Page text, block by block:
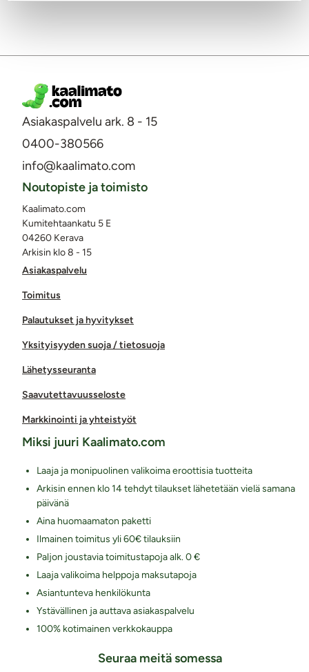
Asiakaspalvelu ark. 8 - 15
0400-380566
info@kaalimato.com
Asiakaspalvelu
Toimitus
Palautukset ja hyvitykset
Yksityisyyden suoja / tietosuoja
Lähetysseuranta
Saavutettavuusseloste
Markkinointi ja yhteistyöt
Noutopiste ja toimisto
Kaalimato.com
Kumitehtaankatu 5 E
04260 Kerava
Arkisin klo 8 - 15
Miksi juuri Kaalimato.com
Laaja ja monipuolinen valikoima eroottisia tuotteita
Arkisin ennen klo 14 tehdyt tilaukset lähetetään vielä samana
päivänä
Aina huomaamaton paketti
Ilmainen toimitus yli 60€ tilauksiin
Paljon joustavia toimitustapoja alk. 0 €
Laaja valikoima helppoja maksutapoja
Asiantunteva henkilökunta
Ystävällinen ja auttava asiakaspalvelu
100% kotimainen verkkokauppa
Seuraa meitä somessa